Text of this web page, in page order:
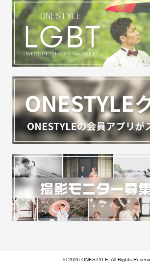
© 2026 ONESTYLE. All Rights